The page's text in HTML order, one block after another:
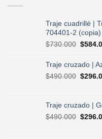
Traje cuadrillé |
704401-2 (copia)
$730.000 El
era:
$
Traje cruzado |
$490.000 El
era:
$
Traje cruzado |
$490.000 El
$